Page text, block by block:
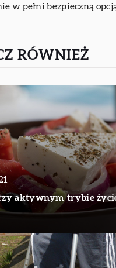
w pełni bezpieczną
RÓWNIEŻ
aktywnym trybie